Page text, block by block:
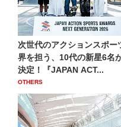
次世代のアクションスポー
界を担う、10代の新星6名
決定！『JAPAN ACT...
OTHERS